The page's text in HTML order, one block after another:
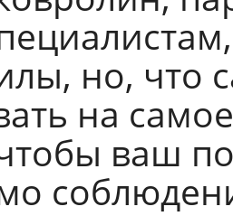
но, что
на
ваш